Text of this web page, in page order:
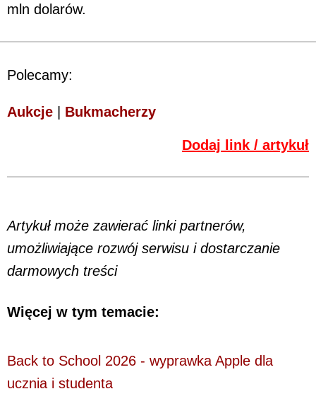
mln dolarów.
Polecamy:
Aukcje | Bukmacherzy
Dodaj link / artykuł
Artykuł może zawierać linki partnerów,
umożliwiające rozwój serwisu i dostarczanie
darmowych treści
Więcej w tym temacie:
Back to School 2026 - wyprawka Apple dla
ucznia i studenta